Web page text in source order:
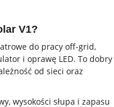
V1?
do pracy off-grid,
i oprawę LED. To dobry
od sieci oraz
wysokości słupa i zapasu